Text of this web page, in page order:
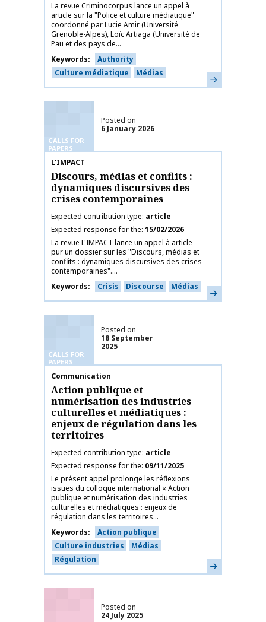
La revue Criminocorpus lance un appel à
article sur la "Police et culture médiatique"
coordonné par Lucie Amir (Université
Grenoble-Alpes), Loïc Artiaga (Université de
Pau et des pays de...
Keywords
Authority
Culture médiatique
Médias Learn more
CALLS FOR
PAPERS
Posted on
6 January 2026
Publication name
L'IMPACT
Discours, médias et conflits :
dynamiques discursives des
crises contemporaines
Expected contribution type article
Expected response for the 15/02/2026
La revue L'IMPACT lance un appel à article
pur un dossier sur les "Discours, médias et
conflits : dynamiques discursives des crises
contemporaines"....
Keywords
Crisis Discourse Médias Learn more
CALLS FOR
PAPERS
Posted on
18 September
2025
Publication name
Communication
Action publique et
numérisation des industries
culturelles et médiatiques :
enjeux de régulation dans les
territoires
Expected contribution type article
Expected response for the 09/11/2025
Le présent appel prolonge les réflexions
issues du colloque international « Action
publique et numérisation des industries
culturelles et médiatiques : enjeux de
régulation dans les territoires...
Keywords
Action publique
Culture industries
Médias
Régulation
Learn more
Posted on
24 July 2025